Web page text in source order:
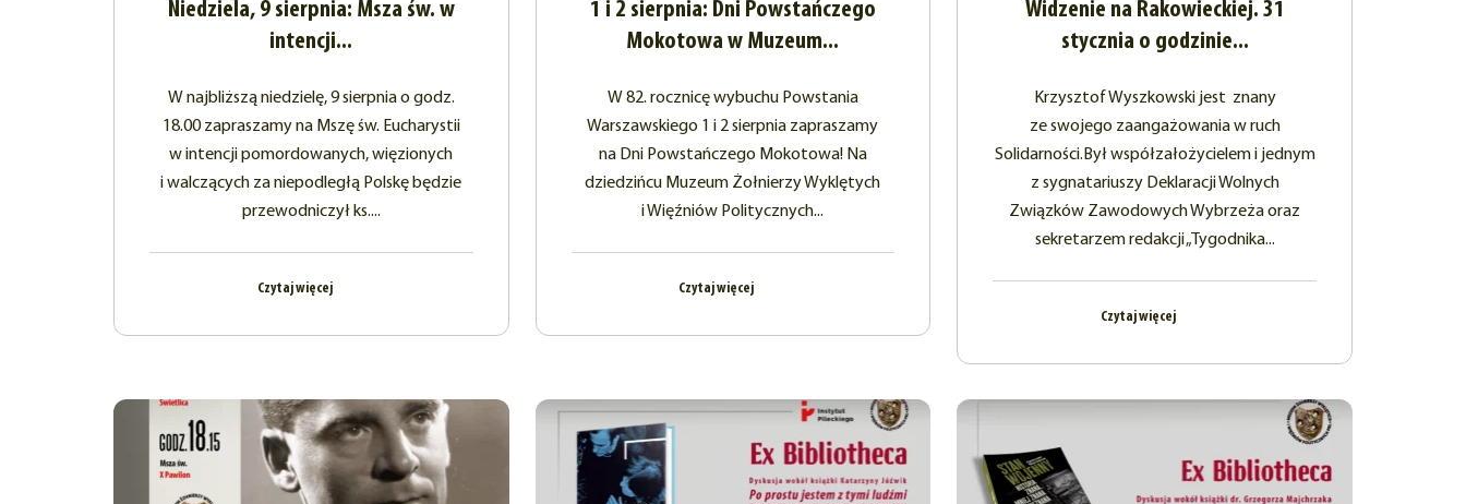
Niedziela, 9 sierpnia: Msza św. w
intencji...
W najbliższą niedzielę, 9 sierpnia o godz.
18.00 zapraszamy na Mszę św. Eucharystii
w intencji pomordowanych, więzionych
i walczących za niepodległą Polskę będzie
przewodniczył ks....
Czytaj więcej
1 i 2 sierpnia: Dni Powstańczego
Mokotowa w Muzeum...
W 82. rocznicę wybuchu Powstania
Warszawskiego 1 i 2 sierpnia zapraszamy
na Dni Powstańczego Mokotowa! Na
dziedzińcu Muzeum Żołnierzy Wyklętych
i Więźniów Politycznych...
Czytaj więcej
Widzenie na Rakowieckiej. 31
stycznia o godzinie...
Krzysztof Wyszkowski jest znany
ze swojego zaangażowania w ruch
Solidarności.Był współzałożycielem i jednym
z sygnatariuszy Deklaracji Wolnych
Związków Zawodowych Wybrzeża oraz
sekretarzem redakcji „Tygodnika...
Czytaj więcej